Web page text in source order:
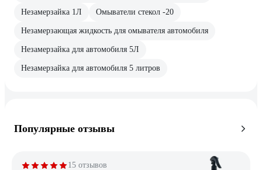
Незамерзайка 1Л Омыватели стекол -20
Незамерзающая жидкость для омывателя автомобиля
Незамерзайка для автомобиля 5Л
Незамерзайка для автомобиля 5 литров
Популярные отзывы
15 отзывов